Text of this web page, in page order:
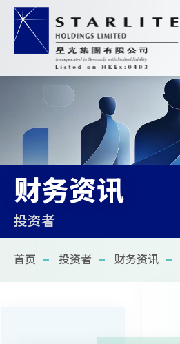
财务资讯
投资者
首页 投资者 财务资讯
首页
关于我们